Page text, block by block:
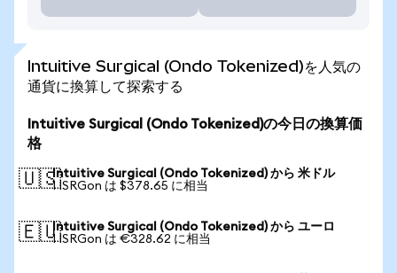
Intuitive Surgical (Ondo Tokenized)を人気の
通貨に換算して探索する
Intuitive Surgical (Ondo Tokenized)の今日の換算価
格
🇺🇸Intuitive Surgical (Ondo Tokenized) から 米ドル
1 ISRGon は $378.65 に相当
🇪🇺Intuitive Surgical (Ondo Tokenized) から ユーロ
1 ISRGon は €328.62 に相当